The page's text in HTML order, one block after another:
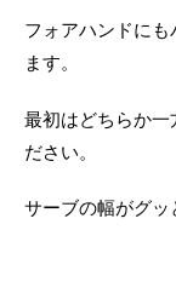
フォアハンドに
ます。
最初はどちらか一
ださい。
サーブの幅がグッ